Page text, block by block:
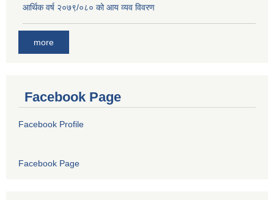
आर्थिक वर्ष २०७९/०८० को आय व्यव विवरण
more
Facebook Page
Facebook Profile
Facebook Page